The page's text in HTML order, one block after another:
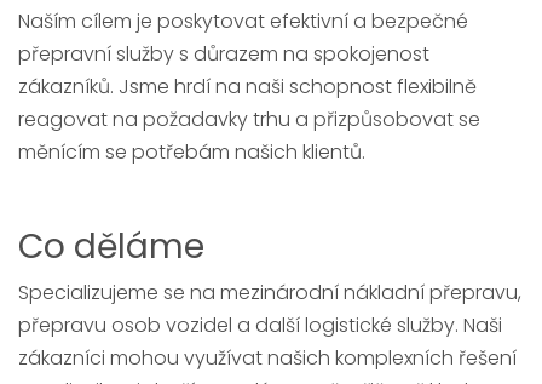
Naším cílem je poskytovat efektivní a bezpečné
přepravní služby s důrazem na spokojenost
zákazníků. Jsme hrdí na naši schopnost flexibilně
reagovat na požadavky trhu a přizpůsobovat se
měnícím se potřebám našich klientů.
Co děláme
Specializujeme se na mezinárodní nákladní přepravu,
přepravu osob vozidel a další logistické služby. Naši
zákazníci mohou využívat našich komplexních řešení